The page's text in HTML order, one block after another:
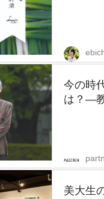
今の時
は？—
美大生